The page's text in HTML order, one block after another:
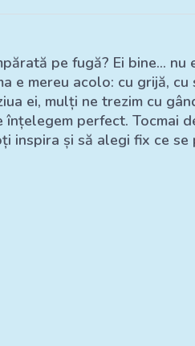
pe fugă? Ei bine...
e mereu acolo: cu grijă, cu
ei, mulți ne trezim cu
perfect. Tocmai
inspira și să alegi fix ce